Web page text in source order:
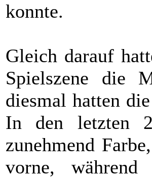
konnte.
Gleich darauf
Spielszene die
diesmal hatten
In den letzten
zunehmend
vorne,